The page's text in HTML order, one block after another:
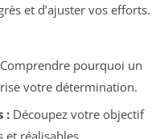
et d’ajuster vos efforts.
pourquoi un
votre détermination.
:Découpez votre objectif